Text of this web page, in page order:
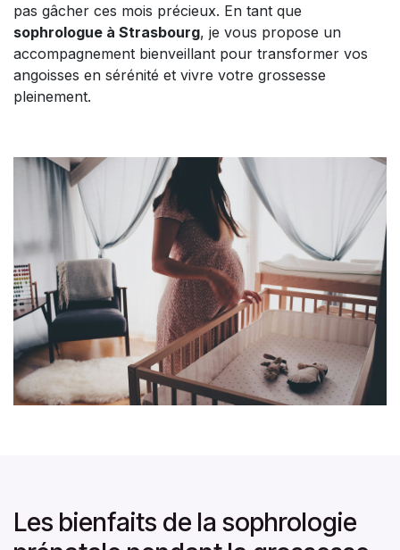
pas gâcher ces mois précieux. En tant que
sophrologue à Strasbourg, je vous propose un
accompagnement bienveillant pour transformer vos
angoisses en sérénité et vivre votre grossesse
pleinement.
Les bienfaits de la sophrologie